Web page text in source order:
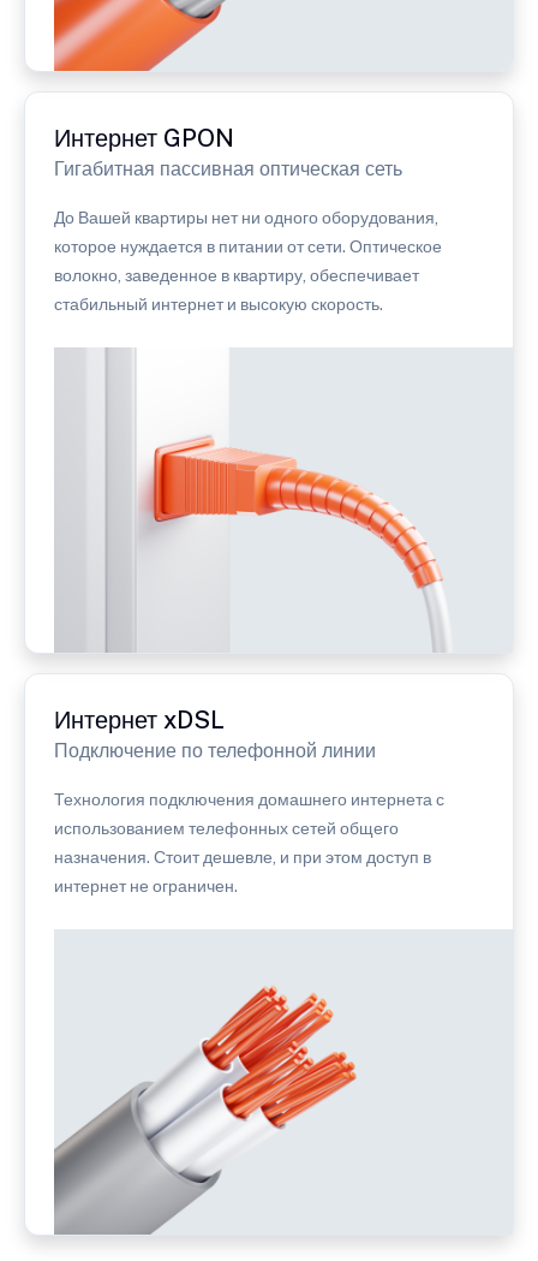
Интернет GPON
Гигабитная пассивная оптическая сеть
До Вашей квартиры нет ни одного оборудования,
которое нуждается в питании от сети. Оптическое
волокно, заведенное в квартиру, обеспечивает
стабильный интернет и высокую скорость.
Интернет xDSL
Подключение по телефонной линии
Технология подключения домашнего интернета с
использованием телефонных сетей общего
назначения. Стоит дешевле, и при этом доступ в
интернет не ограничен.